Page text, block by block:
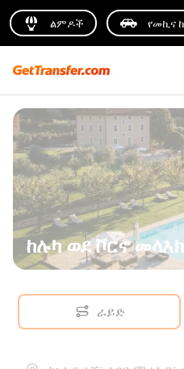
ልምዶች የመኪና
ከሉካ ወደ ቮርኖ
ራይድ